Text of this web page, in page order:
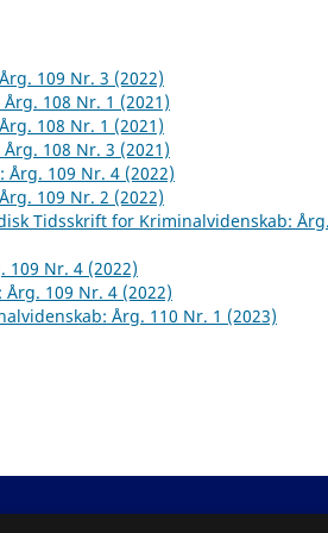
109 Nr. 3 (2022)
108 Nr. 1 (2021)
108 Nr. 1 (2021)
108 Nr. 3 (2021)
109 Nr. 4 (2022)
109 Nr. 2 (2022)
Tidsskrift for Kriminalvidenskab:
Nr. 4 (2022)
109 Nr. 4 (2022)
Årg. 110 Nr. 1 (2023)